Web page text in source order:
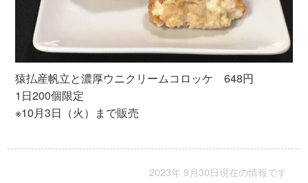
猿払産帆立と濃厚ウニクリームコロッケ 648円
1日200個限定
※10月3日（火）まで販売
2023年 9月30日現在の情報です